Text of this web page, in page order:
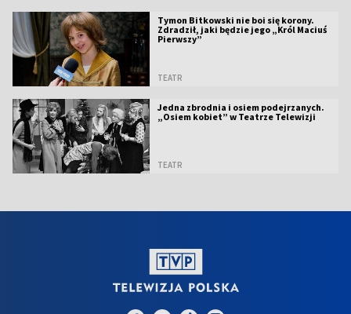
Tymon Bitkowski nie boi się korony.
Zdradził, jaki będzie jego „Król Maciuś
Pierwszy”
TEATR
Jedna zbrodnia i osiem podejrzanych.
„Osiem kobiet” w Teatrze Telewizji
TEATR